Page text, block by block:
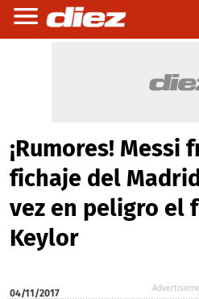
¡Rumores! Messi
fichaje del
vez en peligro el
Keylor
04/11/2017